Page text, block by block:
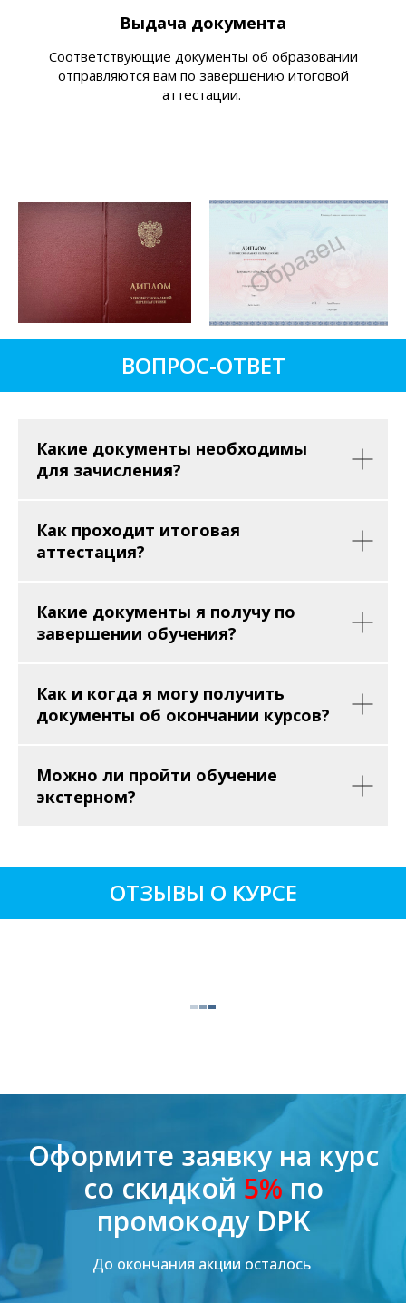
Выдача документа
Соответствующие документы об образовании
отправляются вам по завершению итоговой
аттестации.
ВОПРОС-ОТВЕТ
Какие документы необходимы
для зачисления?
Как проходит итоговая
аттестация?
Какие документы я получу по
завершении обучения?
Как и когда я могу получить
документы об окончании курсов?
Можно ли пройти обучение
экстерном?
ОТЗЫВЫ О КУРСЕ
Оформите заявку на курс
со скидкой 5% по
промокоду DPK
До окончания акции осталось